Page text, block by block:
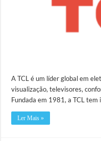
A TCL é um líder global em
visualização, televisores,
Fundada em 1981, a TCL
Ler Mais »